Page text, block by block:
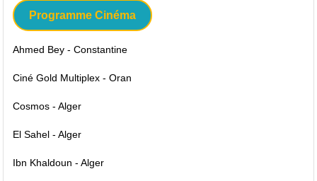
Programme Cinéma
Ahmed Bey - Constantine
Ciné Gold Multiplex - Oran
Cosmos - Alger
El Sahel - Alger
Ibn Khaldoun - Alger